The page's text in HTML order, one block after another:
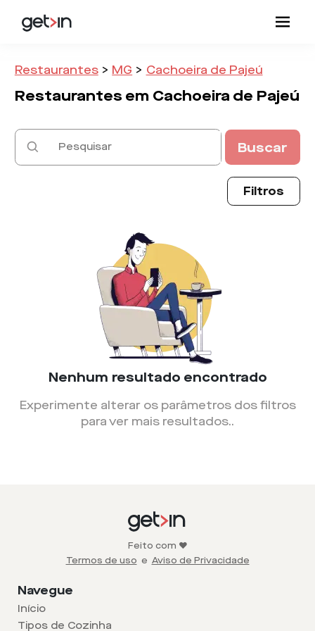
Restaurantes > MG > Cachoeira de Pajeú
Restaurantes em Cachoeira de Pajeú
Buscar
Filtros
Nenhum resultado encontrado
Experimente alterar os parâmetros dos filtros
para ver mais resultados..
Feito com ❤️
Termos de uso e Aviso de Privacidade
Navegue
Início
Tipos de Cozinha